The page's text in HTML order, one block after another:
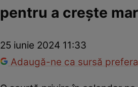
InternaționalFapt divers
pentru a crește
25 iunie 2024 11:33
Adaugă-ne ca sursă